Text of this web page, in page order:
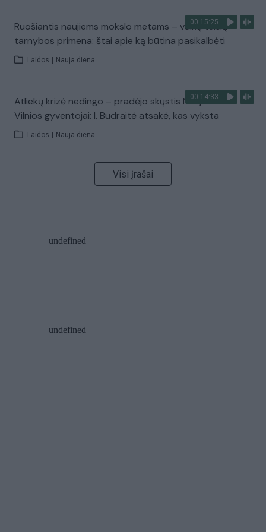
00:15:25
Ruošiantis naujiems mokslo metams – vaikų teisių
tarnybos primena: štai apie ką būtina pasikalbėti
Laidos Nauja diena
00:14:33
Atliekų krizė nedingo – pradėjo skųstis Naujosios
Vilnios gyventojai: I. Budraitė atsakė, kas vyksta
Laidos Nauja diena
Visi įrašai